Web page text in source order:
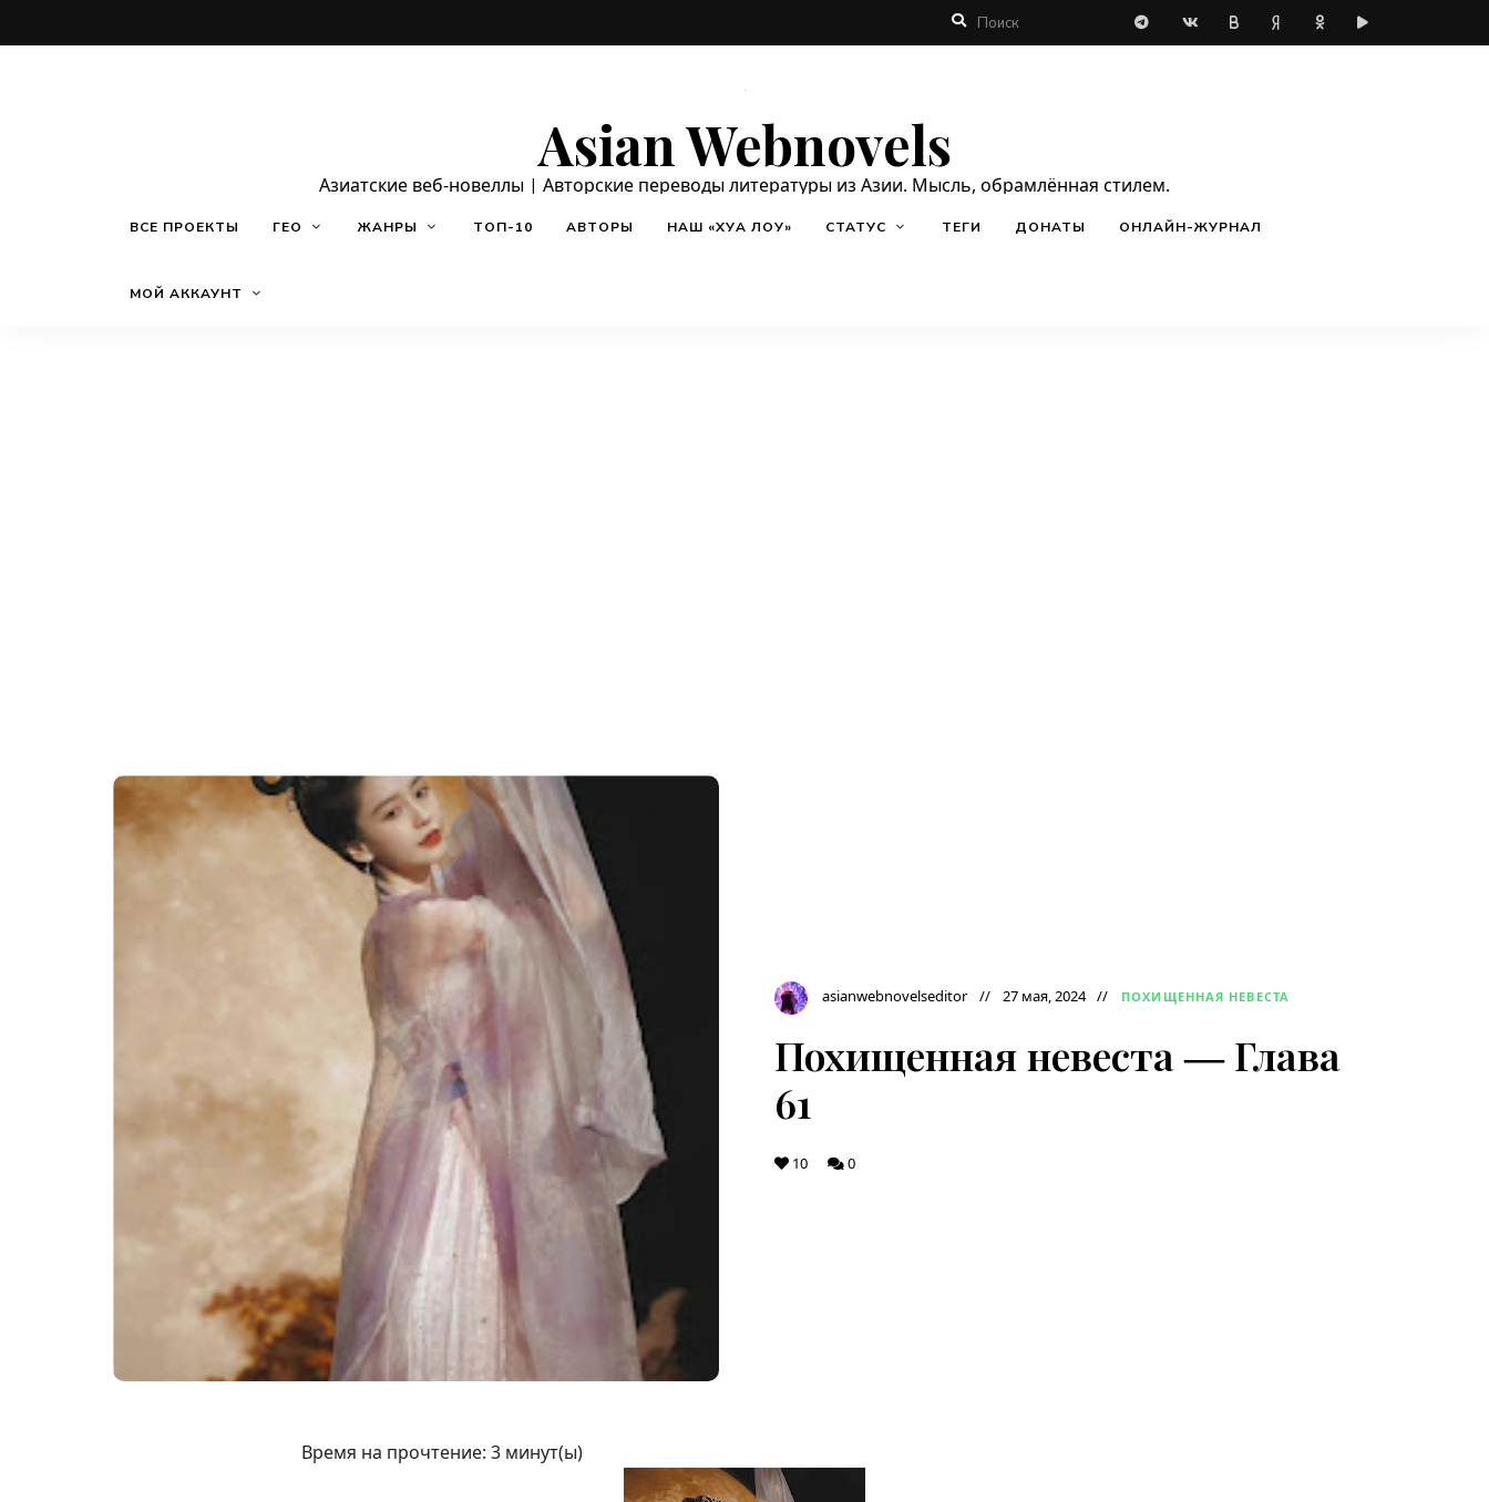
Asian Webnovels
Азиатские веб-новеллы | Авторские переводы литературы из Азии. Мысль, обрамлённая стилем.
ВСЕ ПРОЕКТЫ ГЕО ЖАНРЫ ТОП-10 АВТОРЫ НАШ «ХУА ЛОУ» СТАТУС ТЕГИ ДОНАТЫ ОНЛАЙН-ЖУРНАЛ
МОЙ АККАУНТ
asianwebnovelseditor 27 мая, 2024 ПОХИЩЕННАЯ НЕВЕСТА
Похищенная невеста ― Глава
61
10 0
Время на прочтение: 3 минут(ы)